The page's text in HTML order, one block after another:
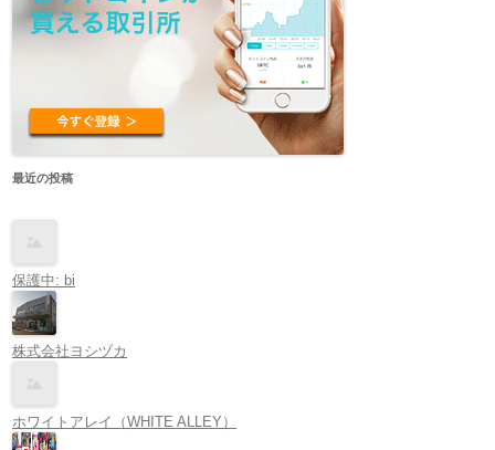
最近の投稿
保護中: bi
株式会社ヨシヅカ
ホワイトアレイ（WHITE ALLEY）